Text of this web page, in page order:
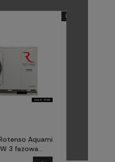
Aquami
3 fazowa
Promocja